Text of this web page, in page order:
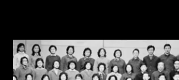
M+藏品